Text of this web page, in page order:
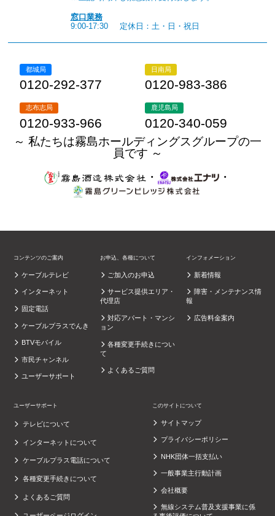
窓口業務
9:00-17:30
定休日：土・日・祝日
都城局
0120-292-377
日南局
0120-983-386
志布志局
0120-933-966
鹿児島局
0120-340-059
～ 私たちは霧島ホールディングスグループの一
員です ～
・
・
コンテンツのご案内
ケーブルテレビ
インターネット
固定電話
ケーブルプラスでんき
BTVモバイル
市民チャンネル
ユーザーサポート
お申込、各種について
ご加入のお申込
サービス提供エリア・
代理店
対応アパート・マンシ
ョン
各種変更手続きについ
て
よくあるご質問
インフォメーション
新着情報
障害・メンテナンス情
報
広告料金案内
ユーザーサポート
テレビについて
インターネットについて
ケーブルプラス電話について
各種変更手続きについて
よくあるご質問
このサイトについて
サイトマップ
プライバシーポリシー
NHK団体一括支払い
一般事業主行動計画
会社概要
無線システム普及支援事業に係